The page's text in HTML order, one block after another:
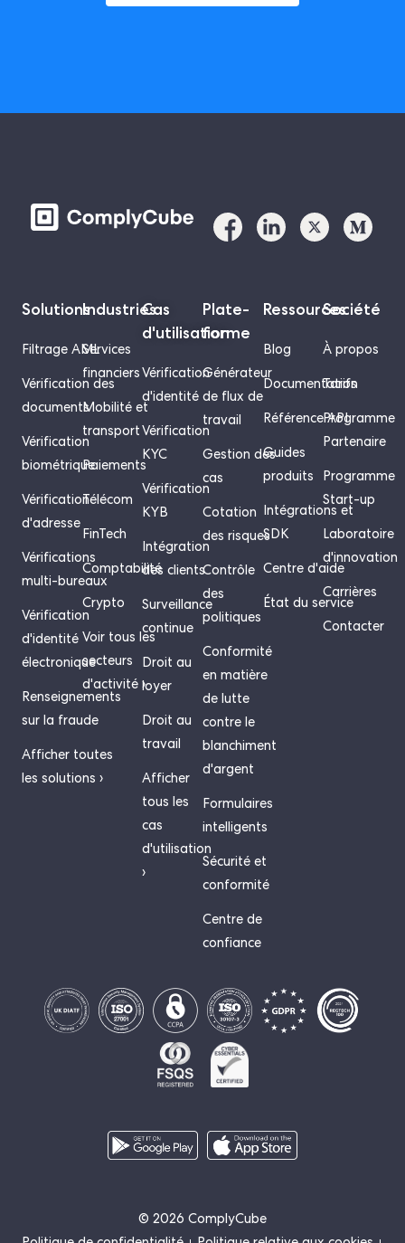
Solutions
Filtrage AML
Vérification des
documents
Vérification
biométrique
Vérification
d'adresse
Vérifications
multi-bureaux
Vérification
d'identité
électronique
Renseignements
sur la fraude
Afficher toutes
les solutions ›
Industries
Services
financiers
Mobilité et
transport
Paiements
Télécom
FinTech
Comptabilité
Crypto
Voir tous les
secteurs
d'activité ›
Cas
d'utilisation
Vérification
d'identité
Vérification
KYC
Vérification
KYB
Intégration
des clients
Surveillance
continue
Droit au
loyer
Droit au
travail
Afficher
tous les
cas
d'utilisation
›
Plate-
forme
Générateur
de flux de
travail
Gestion des
cas
Cotation
des risques
Contrôle
des
politiques
Conformité
en matière
de lutte
contre le
blanchiment
d'argent
Formulaires
intelligents
Sécurité et
conformité
Centre de
confiance
Ressources
Blog
Documentation
Référence API
Guides
produits
Intégrations et
SDK
Centre d'aide
État du service
Société
À propos
Tarifs
Programme
Partenaire
Programme
Start-up
Laboratoire
d'innovation
Carrières
Contacter
© 2026 ComplyCube